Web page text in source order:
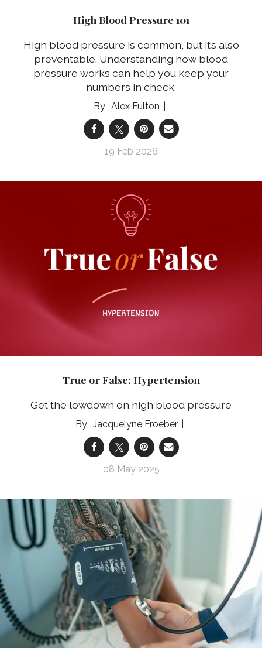
High Blood Pressure 101
High blood pressure is common, but it’s also
preventable. Understanding how blood
pressure works can help you keep your
numbers in check.
Alex Fulton
19 Feb 2026
True or False: Hypertension
Get the lowdown on high blood pressure
Jacquelyne Froeber
08 May 2025